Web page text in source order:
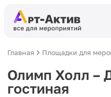
Главная Площадки для
Олимп Холл –
гостиная